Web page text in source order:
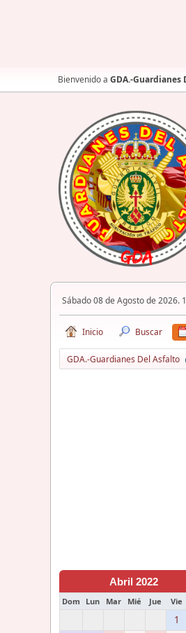
Bienvenido a GDA.-Guardianes
Sábado 08 de Agosto de 2026.
Inicio Buscar
GDA.-Guardianes Del Asfalto
Abril 2022
Dom Lun Mar Mié Jue Vie
1